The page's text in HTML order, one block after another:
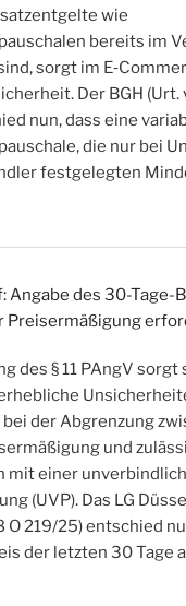
wie
bereits im
sorgt im
Der BGH (Urt.
nun, dass eine
die nur bei
festgelegten
Angabe des 30-Tage-
Preisermäßigung
des § 11 PAngV
der Abgrenzung
und
mit einer
(UVP). Das LG
O 219/25) entschied
der letzten 30 Tage